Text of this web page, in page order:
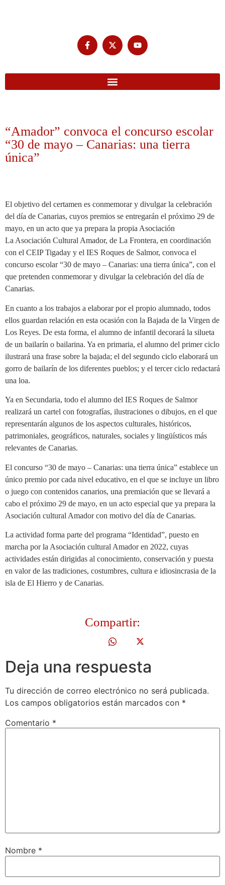
“Amador” convoca el concurso escolar
“30 de mayo – Canarias: una tierra
única”
El objetivo del certamen es conmemorar y divulgar la celebración
del día de Canarias, cuyos premios se entregarán el próximo 29 de
mayo, en un acto que ya prepara la propia Asociación
La Asociación Cultural Amador, de La Frontera, en coordinación
con el CEIP Tigaday y el IES Roques de Salmor, convoca el
concurso escolar “30 de mayo – Canarias: una tierra única”, con el
que pretenden conmemorar y divulgar la celebración del día de
Canarias.
En cuanto a los trabajos a elaborar por el propio alumnado, todos
ellos guardan relación en esta ocasión con la Bajada de la Virgen de
Los Reyes. De esta forma, el alumno de infantil decorará la silueta
de un bailarín o bailarina. Ya en primaria, el alumno del primer ciclo
ilustrará una frase sobre la bajada; el del segundo ciclo elaborará un
gorro de bailarín de los diferentes pueblos; y el tercer ciclo redactará
una loa.
Ya en Secundaria, todo el alumno del IES Roques de Salmor
realizará un cartel con fotografías, ilustraciones o dibujos, en el que
representarán algunos de los aspectos culturales, históricos,
patrimoniales, geográficos, naturales, sociales y lingüísticos más
relevantes de Canarias.
El concurso “30 de mayo – Canarias: una tierra única” establece un
único premio por cada nivel educativo, en el que se incluye un libro
o juego con contenidos canarios, una premiación que se llevará a
cabo el próximo 29 de mayo, en un acto especial que ya prepara la
Asociación cultural Amador con motivo del día de Canarias.
La actividad forma parte del programa “Identidad”, puesto en
marcha por la Asociación cultural Amador en 2022, cuyas
actividades están dirigidas al conocimiento, conservación y puesta
en valor de las tradiciones, costumbres, cultura e idiosincrasia de la
isla de El Hierro y de Canarias.
Compartir:
Deja una respuesta
Tu dirección de correo electrónico no será publicada.
Los campos obligatorios están marcados con *
Comentario *
Nombre *